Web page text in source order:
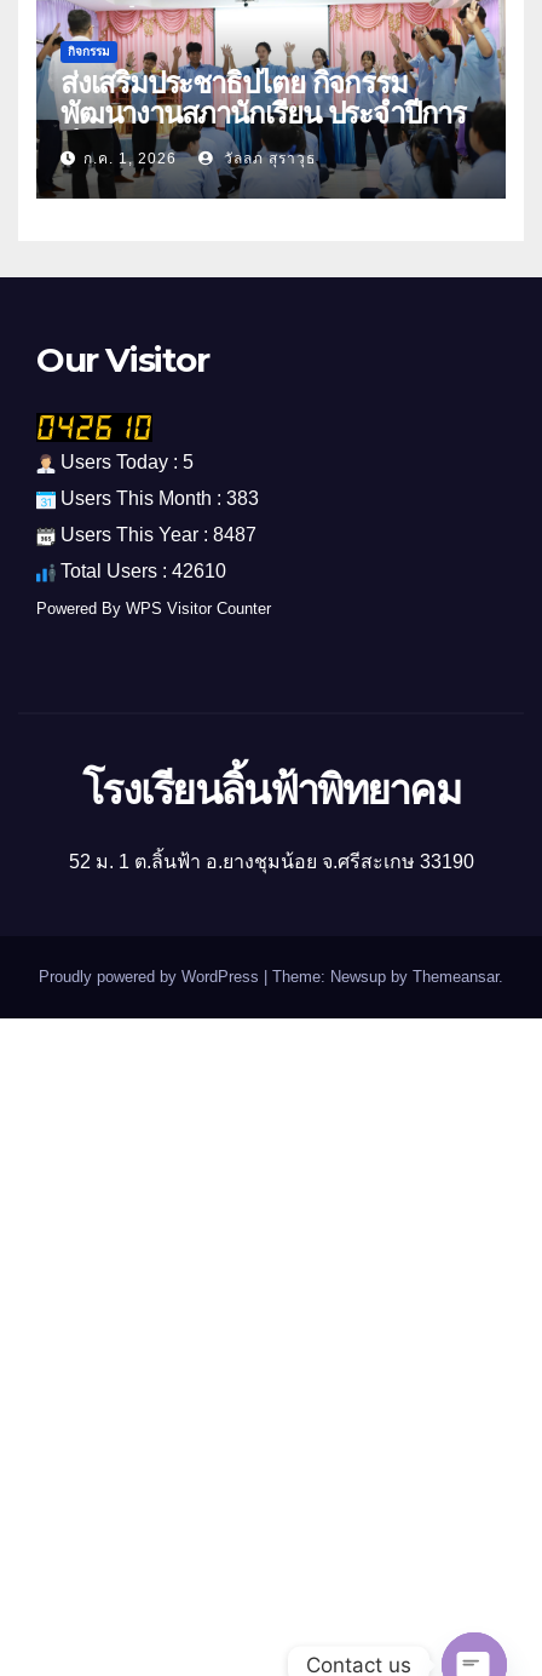
กิจกรรม
ส่งเสริมประชาธิปไตย กิจกรรม
พัฒนางานสภานักเรียน ประจำปีการ
ศึกษา 2569
ก.ค. 1, 2026 วัลลภ สุราวุธ
Our Visitor
Users Today : 5
Users This Month : 383
Users This Year : 8487
Total Users : 42610
Powered By WPS Visitor Counter
โรงเรียนลิ้นฟ้าพิทยาคม
52 ม. 1 ต.ลิ้นฟ้า อ.ยางชุมน้อย จ.ศรีสะเกษ 33190
Proudly powered by WordPress | Theme: Newsup by Themeansar.
Contact us